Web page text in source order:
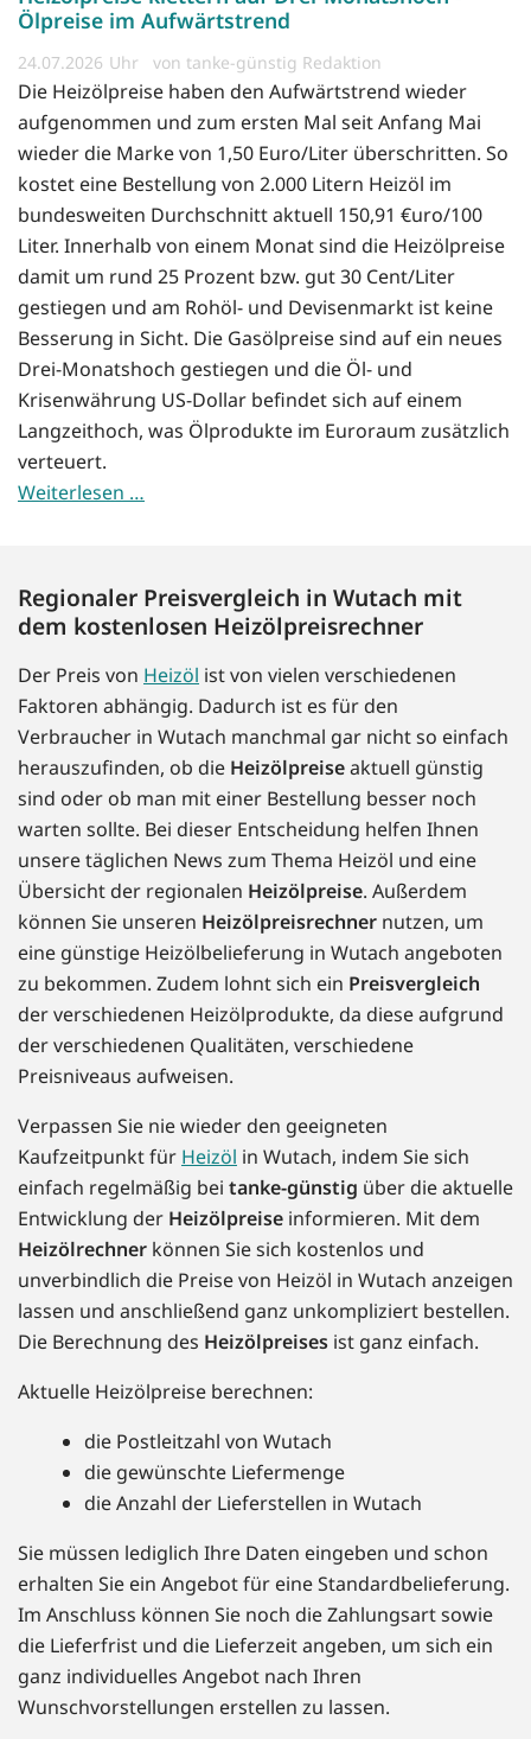
Ölpreise im Aufwärtstrend
24.07.2026 von tanke-günstig Redaktion
Die Heizölpreise haben den Aufwärtstrend wieder
aufgenommen und zum ersten Mal seit Anfang Mai
wieder die Marke von 1,50 Euro/Liter überschritten. So
kostet eine Bestellung von 2.000 Litern Heizöl im
bundesweiten Durchschnitt aktuell 150,91 €uro/100
Liter. Innerhalb von einem Monat sind die Heizölpreise
damit um rund 25 Prozent bzw. gut 30 Cent/Liter
gestiegen und am Rohöl- und Devisenmarkt ist keine
Besserung in Sicht. Die Gasölpreise sind auf ein neues
Drei-Monatshoch gestiegen und die Öl- und
Krisenwährung US-Dollar befindet sich auf einem
Langzeithoch, was Ölprodukte im Euroraum zusätzlich
verteuert.
Weiterlesen …
Regionaler Preisvergleich in Wutach mit
dem kostenlosen Heizölpreisrechner
Der Preis von Heizöl ist von vielen verschiedenen
Faktoren abhängig. Dadurch ist es für den
Verbraucher in Wutach manchmal gar nicht so einfach
herauszufinden, ob die Heizölpreiseaktuell günstig
sind oder ob man mit einer Bestellung besser noch
warten sollte. Bei dieser Entscheidung helfen Ihnen
unsere täglichen News zum Thema Heizöl und eine
Übersicht der regionalen Heizölpreise. Außerdem
können Sie unseren Heizölpreisrechner nutzen, um
eine günstige Heizölbelieferung in Wutach angeboten
zu bekommen. Zudem lohnt sich ein Preisvergleich
der verschiedenen Heizölprodukte, da diese aufgrund
der verschiedenen Qualitäten, verschiedene
Preisniveaus aufweisen.
Verpassen Sie nie wieder den geeigneten
Kaufzeitpunkt für Heizöl in Wutach, indem Sie sich
einfach regelmäßig bei tanke-günstig über die aktuelle
Entwicklung der Heizölpreise informieren. Mit dem
Heizölrechner können Sie sich kostenlos und
unverbindlich die Preise von Heizöl in Wutach anzeigen
lassen und anschließend ganz unkompliziert bestellen.
Die Berechnung des Heizölpreises ist ganz einfach.
Aktuelle Heizölpreise berechnen:
die Postleitzahl von Wutach
die gewünschte Liefermenge
die Anzahl der Lieferstellen in Wutach
Sie müssen lediglich Ihre Daten eingeben und schon
erhalten Sie ein Angebot für eine Standardbelieferung.
Im Anschluss können Sie noch die Zahlungsart sowie
die Lieferfrist und die Lieferzeit angeben, um sich ein
ganz individuelles Angebot nach Ihren
Wunschvorstellungen erstellen zu lassen.